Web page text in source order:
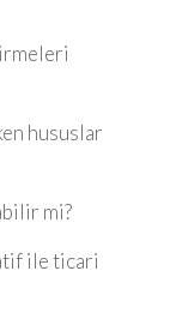
hususlar
mi?
ile ticari